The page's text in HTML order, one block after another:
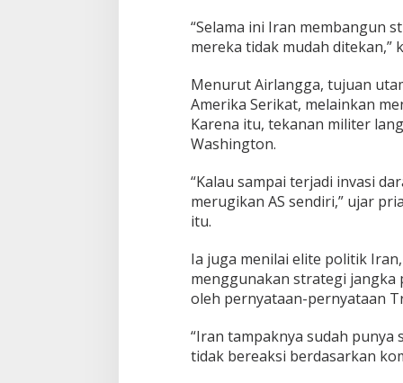
“Selama ini Iran membangun
mereka tidak mudah ditekan,”
Menurut Airlangga, tujuan
Amerika Serikat, melainkan
Karena itu, tekanan militer
Washington.
“Kalau sampai terjadi invasi
merugikan AS sendiri,” ujar
itu.
Ia juga menilai elite politik
menggunakan strategi jangka
oleh pernyataan-pernyataan
“Iran tampaknya sudah punya
tidak bereaksi berdasarkan